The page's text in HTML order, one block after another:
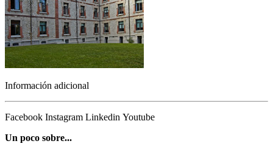
Información adicional
Facebook Instagram Linkedin Youtube
Un poco sobre...